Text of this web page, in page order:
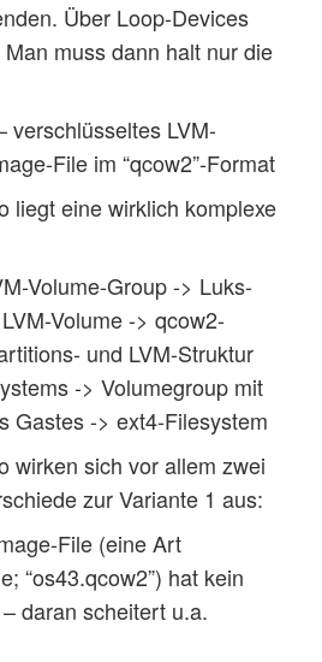
Über Loop-Devices
muss dann halt nur die
verschlüsseltes LVM-
File im “qcow2”-Format
liegt eine wirklich komplexe
Volume-Group -> Luks-
Volume -> qcow2-
und LVM-Struktur
-> Volumegroup mit
Gastes -> ext4-Filesystem
wirken sich vor allem zwei
zur Variante 1 aus:
File (eine Art
“os43.qcow2”) hat kein
daran scheitert u.a.